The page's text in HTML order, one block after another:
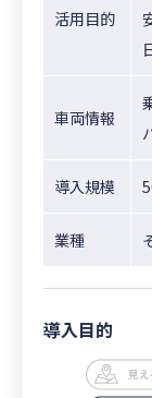
活用目的
車両情報
導入規模
業種
導入目的